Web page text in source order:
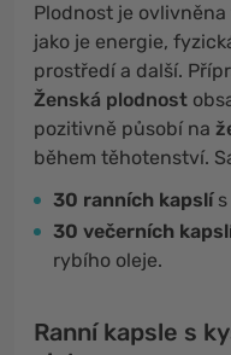
Plodnost je
jako je energie,
prostředí a další.
Ženská plodnost
pozitivně působí na
během těhotenství.
30 ranních kapslí s
30 večerních
rybího oleje.
Ranní kapsle s